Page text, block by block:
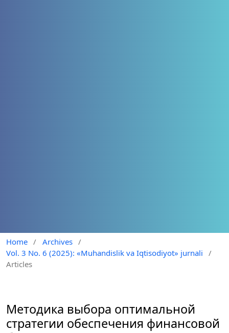
Home / Archives /
Vol. 3 No. 6 (2025): «Muhandislik va Iqtisodiyot» jurnali
/
Articles
Методика выбора оптимальной
стратегии обеспечения финансовой